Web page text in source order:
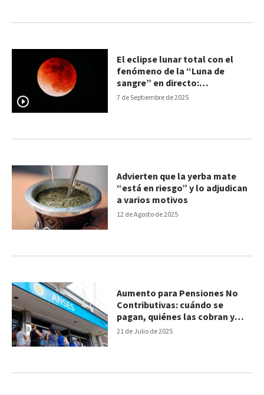
7 de Septiembre de 2025
El eclipse lunar total con el
fenómeno de la “Luna de
sangre” en directo:
transmisión en vivo
12 de Agosto de 2025
Advierten que la yerba mate
“está en riesgo” y lo adjudican
a varios motivos
21 de Julio de 2025
Aumento para Pensiones No
Contributivas: cuándo se
pagan, quiénes las cobran y
cómo acceder